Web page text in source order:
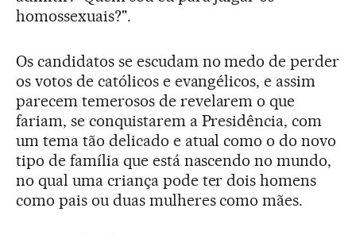
homossexuais?".
Os candidatos se escudam no medo de perder
os votos de católicos e evangélicos, e assim
parecem temerosos de revelarem o que
fariam, se conquistarem a Presidência, com
um tema tão delicado e atual como o do novo
tipo de família que está nascendo no mundo,
no qual uma criança pode ter dois homens
como pais ou duas mulheres como mães.